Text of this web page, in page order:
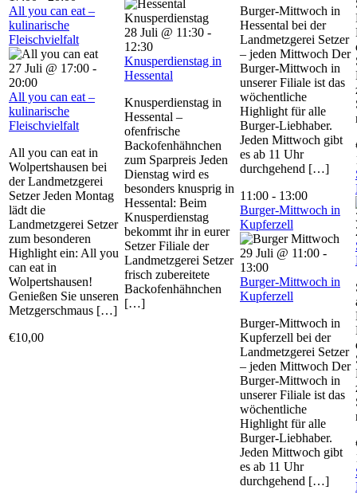
All you can eat –
kulinarische
Fleischvielfalt
27 Juli @ 17:00 -
20:00
All you can eat –
kulinarische
Fleischvielfalt
All you can eat in
Wolpertshausen bei
der Landmetzgerei
Setzer Jeden Montag
lädt die
Landmetzgerei Setzer
zum besonderen
Highlight ein: All you
can eat in
Wolpertshausen!
Genießen Sie unseren
Metzgerschmaus […]
€10,00
28 Juli @ 11:30 -
12:30
Knusperdienstag in
Hessental
Knusperdienstag in
Hessental –
ofenfrische
Backofenhähnchen
zum Sparpreis Jeden
Dienstag wird es
besonders knusprig in
Hessental: Beim
Knusperdienstag
bekommt ihr in eurer
Setzer Filiale der
Landmetzgerei Setzer
frisch zubereitete
Backofenhähnchen
[…]
Burger-Mittwoch in
Hessental bei der
Landmetzgerei Setzer
– jeden Mittwoch Der
Burger-Mittwoch in
unserer Filiale ist das
wöchentliche
Highlight für alle
Burger-Liebhaber.
Jeden Mittwoch gibt
es ab 11 Uhr
durchgehend […]
11:00 - 13:00
Burger-Mittwoch in
Kupferzell
29 Juli @ 11:00 -
13:00
Burger-Mittwoch in
Kupferzell
Burger-Mittwoch in
Kupferzell bei der
Landmetzgerei Setzer
– jeden Mittwoch Der
Burger-Mittwoch in
unserer Filiale ist das
wöchentliche
Highlight für alle
Burger-Liebhaber.
Jeden Mittwoch gibt
es ab 11 Uhr
durchgehend […]